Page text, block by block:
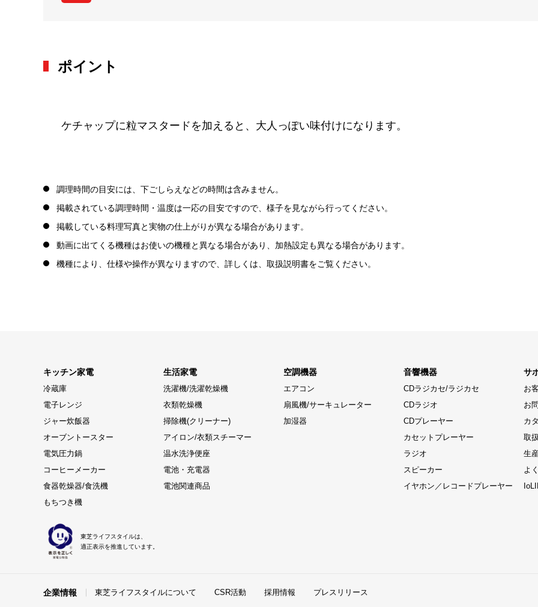
ポイント
ケチャップに粒マスタードを加えると、大人っぽい味付けになります。
調理時間の目安には、下ごしらえなどの時間は含みません。
掲載されている調理時間・温度は一応の目安ですので、様子を見ながら行ってください。
掲載している料理写真と実物の仕上がりが異なる場合があります。
動画に出てくる機種はお使いの機種と異なる場合があり、加熱設定も異なる場合があります。
機種により、仕様や操作が異なりますので、詳しくは、取扱説明書をご覧ください。
キッチン家電
冷蔵庫
電子レンジ
ジャー炊飯器
オーブントースター
電気圧力鍋
コーヒーメーカー
食器乾燥器/食洗機
もちつき機
生活家電
洗濯機/洗濯乾燥機
衣類乾燥機
掃除機(クリーナー)
アイロン/衣類スチーマー
温水洗浄便座
電池・充電器
電池関連商品
空調機器
エアコン
扇風機/サーキュレーター
加湿器
音響機器
CDラジカセ/ラジカセ
CDラジオ
CDプレーヤー
カセットプレーヤー
ラジオ
スピーカー
イヤホン／レコードプレーヤー
サ
お
お
カ
取
生
よ
東芝ライフスタイルは、
適正表示を推進しています。
企業情報 東芝ライフスタイルについて CSR活動 採用情報 プレスリリース